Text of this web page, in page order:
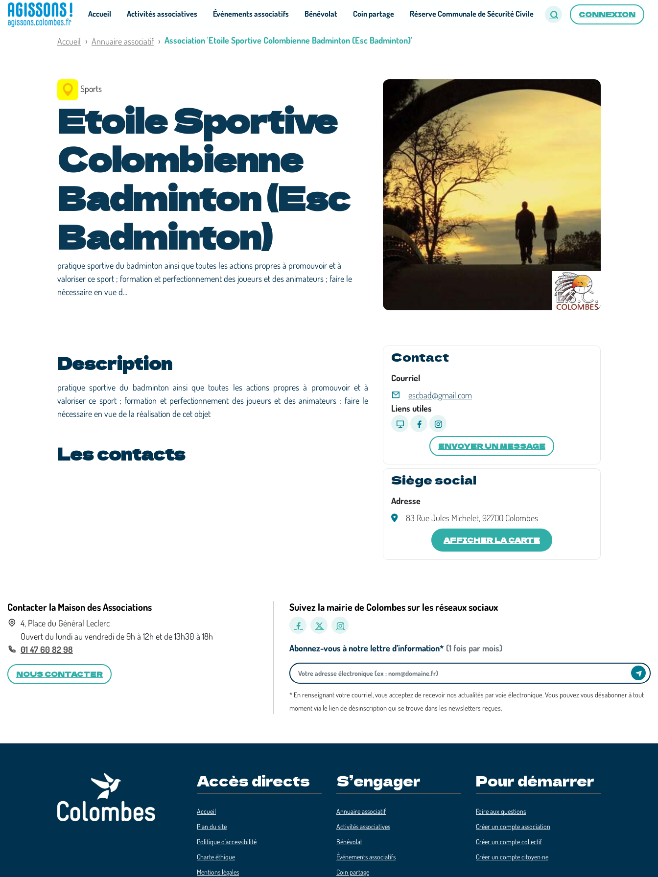
CONNEXION
Accueil Activités associatives Événements associatifs Bénévolat Coin partage Réserve Communale de Sécurité Civile
Accueil Annuaire associatif Association 'Etoile Sportive Colombienne Badminton (Esc Badminton)'
Sports
Etoile Sportive
Colombienne
Badminton (Esc
Badminton)
pratique sportive du badminton ainsi que toutes les actions propres à promouvoir et à
valoriser ce sport ; formation et perfectionnement des joueurs et des animateurs ; faire le
nécessaire en vue d...
Description
pratique sportive du badminton ainsi que toutes les actions propres à promouvoir et à
valoriser ce sport ; formation et perfectionnement des joueurs et des animateurs ; faire le
nécessaire en vue de la réalisation de cet objet
Les contacts
Contact
Courriel
escbad@gmail.com
Liens utiles
ENVOYER UN MESSAGE
Siège social
Adresse
83 Rue Jules Michelet, 92700 Colombes
AFFICHER LA CARTE
Contacter la Maison des Associations
4, Place du Général Leclerc
Ouvert du lundi au vendredi de 9h à 12h et de 13h30 à 18h
01 47 60 82 98
NOUS CONTACTER
Suivez la mairie de Colombes sur les réseaux sociaux
Abonnez-vous à notre lettre d’information* (1 fois par mois)
* En renseignant votre courriel, vous acceptez de recevoir nos actualités par voie électronique. Vous pouvez vous désabonner à tout
moment via le lien de désinscription qui se trouve dans les newsletters reçues.
Accès directs
Accueil
Plan du site
Politique d'accessibilité
Charte éthique
Mentions légales
S’engager
Annuaire associatif
Activités associatives
Bénévolat
Événements associatifs
Coin partage
Pour démarrer
Foire aux questions
Créer un compte association
Créer un compte collectif
Créer un compte citoyen·ne
Panneau de gestion des cookies